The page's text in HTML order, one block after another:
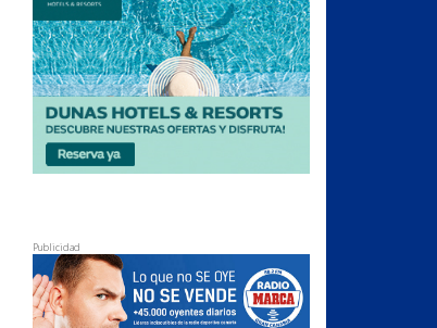
Publicidad